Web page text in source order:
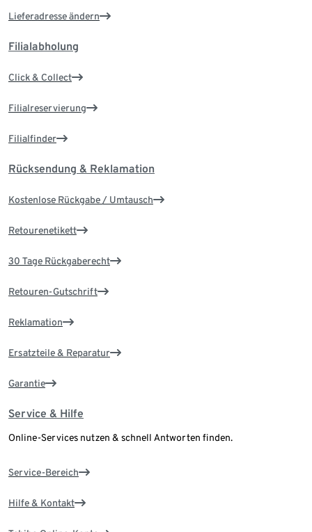
Lieferadresse ändern
Filialabholung
Click & Collect
Filialreservierung
Filialfinder
Rücksendung & Reklamation
Kostenlose Rückgabe / Umtausch
Retourenetikett
30 Tage Rückgaberecht
Retouren-Gutschrift
Reklamation
Ersatzteile & Reparatur
Garantie
Service & Hilfe
Online-Services nutzen & schnell Antworten finden.
Service-Bereich
Hilfe & Kontakt